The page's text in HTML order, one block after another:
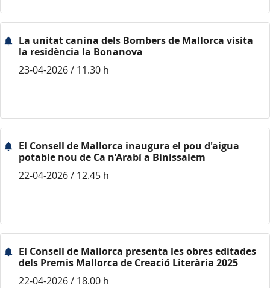
La unitat canina dels Bombers de Mallorca visita
la residència la Bonanova
23-04-2026 / 11.30 h
El Consell de Mallorca inaugura el pou d'aigua
potable nou de Ca n’Arabí a Binissalem
22-04-2026 / 12.45 h
El Consell de Mallorca presenta les obres editades
dels Premis Mallorca de Creació Literària 2025
22-04-2026 / 18.00 h